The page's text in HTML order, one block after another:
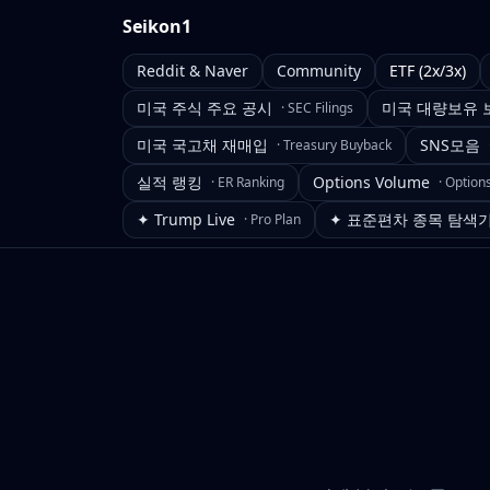
Seikon1
Reddit & Naver Community ETF (2x/3x)
미국 주식 주요 공시 ·SEC Filings 미국 대량보유
미국 국고채 재매입 ·Treasury Buyback SNS모음
실적 랭킹 · ER Ranking Options Volume ·
✦ Trump Live · Pro Plan ✦ 표준편차 종목 탐색기